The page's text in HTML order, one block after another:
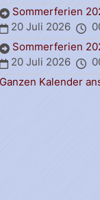
Sommerferien
20 Juli 2026
Sommerferien
20 Juli 2026
Ganzen Kalender